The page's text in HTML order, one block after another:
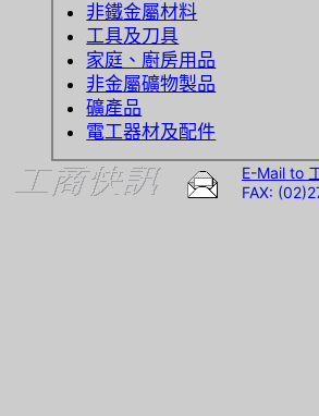
非鐵金屬材料
工具及刀具
家庭、廚房用品
非金屬礦物製品
礦產品
電工器材及配件
E-Mail to
FAX: